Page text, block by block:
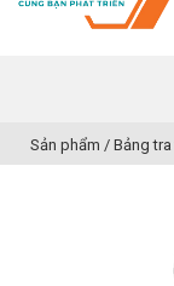
Sản phẩm / Bảng